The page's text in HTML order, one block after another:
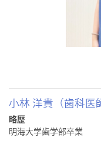
小林 洋貴（歯科医
略歴
明海大学歯学部卒業